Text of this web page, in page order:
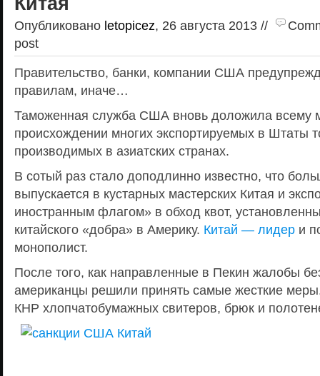
Опубликовано letopicez, 26 августа 2013 //
post
Правительство, банки, компании США
правилам, иначе…
Таможенная служба США вновь доложила всему
происхождении многих экспортируемых в Штаты
производимых в азиатских странах.
В сотый раз стало доподлинно известно, что
выпускается в кустарных мастерских Китая и
иностранным флагом» в обход квот,
китайского «добра» в Америку. Китай — лидер и
монополист.
После того, как направленные в Пекин жалобы
американцы решили принять самые жесткие
КНР хлопчатобумажных свитеров, брюк и